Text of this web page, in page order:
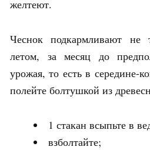
желтеют.
Чеснок подкармливают
летом, за месяц до
урожая, то есть в середине-
полейте болтушкой из
1 стакан всыпьте в
взболтайте;